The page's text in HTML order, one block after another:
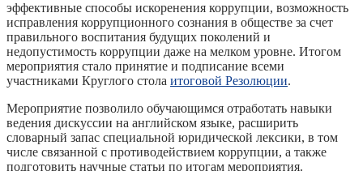
эффективные способы искоренения коррупции, возможность
исправления коррупционного сознания в обществе за счет
правильного воспитания будущих поколений и
недопустимость коррупции даже на мелком уровне. Итогом
мероприятия стало принятие и подписание всеми
участниками Круглого стола итоговой Резолюции.
Мероприятие позволило обучающимся отработать навыки
ведения дискуссии на английском языке, расширить
словарный запас специальной юридической лексики, в том
числе связанной с противодействием коррупции, а также
подготовить научные статьи по итогам мероприятия.